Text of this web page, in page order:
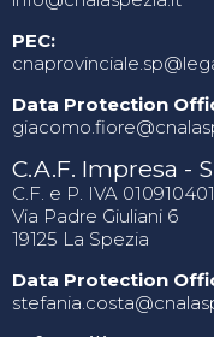
PEC:
Data Protection
C.A.F. Impresa -
C.F. e P. IVA
Via Padre Giuliani 6
19125 La Spezia
Data Protection